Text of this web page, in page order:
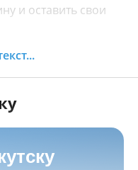
и оставить свои
в течение 30
картой, кредитной
кассе нашего
ул. Баррикад